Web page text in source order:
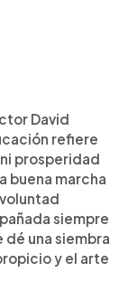
David
refiere
prosperidad
buena marcha
siempre
una siembra
y el arte